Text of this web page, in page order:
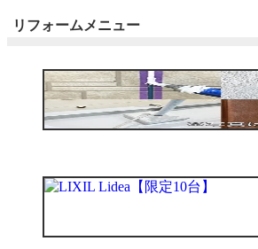
リフォームメニュー